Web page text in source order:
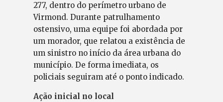
277, dentro do perímetro urbano de
Virmond. Durante patrulhamento
ostensivo, uma equipe foi abordada por
um morador, que relatou a existência de
um sinistro no início da área urbana do
município. De forma imediata, os
policiais seguiram até o ponto indicado.
Ação inicial no local